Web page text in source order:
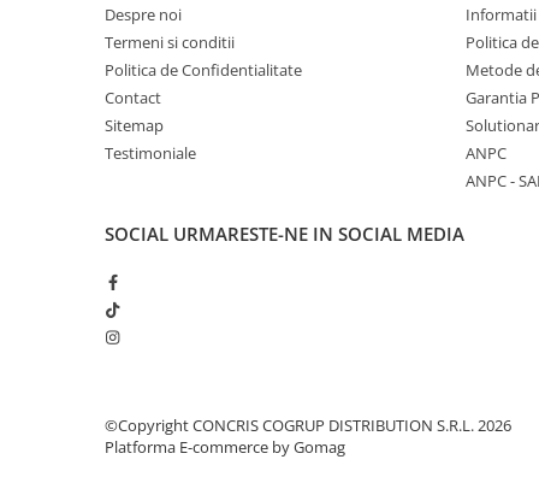
Despre noi
Termeni si conditii
Politica de Confidentialitate
Contact
Sitemap
Testimoniale
Politica
Metode
Garantia
ANPC
ANPC -
SOCIAL URMARESTE-NE IN SOCIAL MEDIA
©Copyright CONCRIS COGRUP DISTRIBUTION S.R.L. 2026
Platforma E-commerce by Gomag